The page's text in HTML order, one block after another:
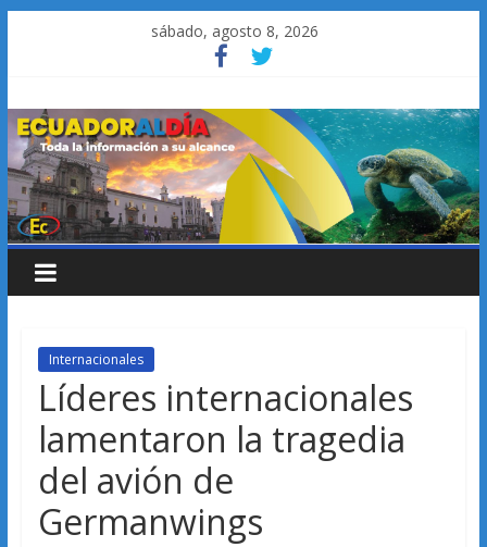
sábado, agosto 8, 2026
Internacionales
Líderes internacionales
lamentaron la tragedia
del avión de
Germanwings